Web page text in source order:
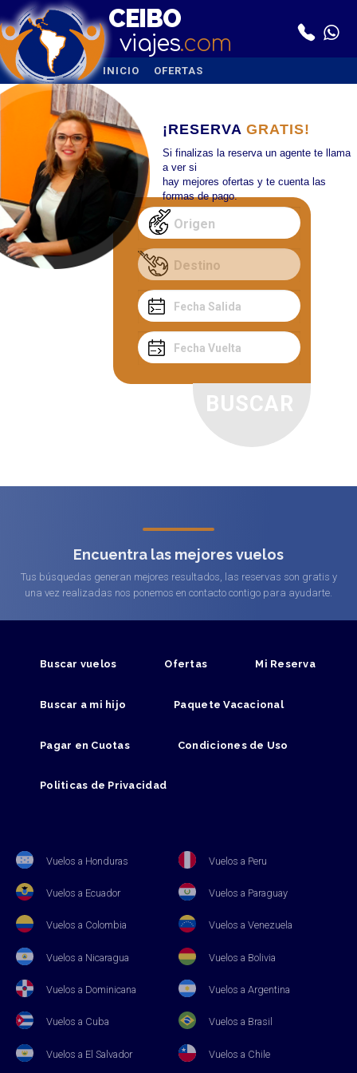
CEIBO
viajes.com
INICIO OFERTAS
¡RESERVA GRATIS!
Si finalizas la reserva un agente te llama
a ver si
hay mejores ofertas y te cuenta las
formas de pago.
Encuentra las mejores vuelos
Tus búsquedas generan mejores resultados, las reservas son gratis y
una vez realizadas nos ponemos en contacto contigo para ayudarte.
Buscar vuelos Ofertas Mi Reserva
Buscar a mi hijo Paquete Vacacional
Pagar en Cuotas Condiciones de Uso
Politicas de Privacidad
Vuelos a Honduras Vuelos a Peru
Vuelos a Ecuador Vuelos a Paraguay
Vuelos a Colombia Vuelos a Venezuela
Vuelos a Nicaragua Vuelos a Bolivia
Vuelos a Dominicana Vuelos a Argentina
Vuelos a Cuba Vuelos a Brasil
Vuelos a El Salvador Vuelos a Chile